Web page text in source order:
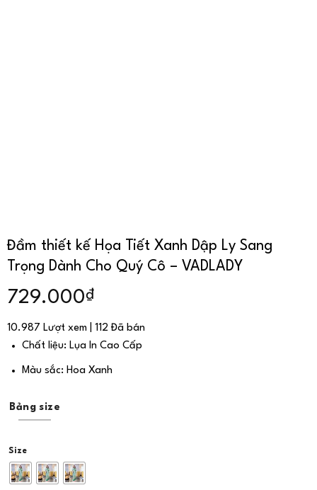
Đầm thiết kế Họa Tiết Xanh Dập Ly Sang
Trọng Dành Cho Quý Cô – VADLADY
729.000₫
10.987 Lượt xem | 112 Đã bán
Chất liệu: Lụa In Cao Cấp
Màu sắc: Hoa Xanh
Bảng size
Size